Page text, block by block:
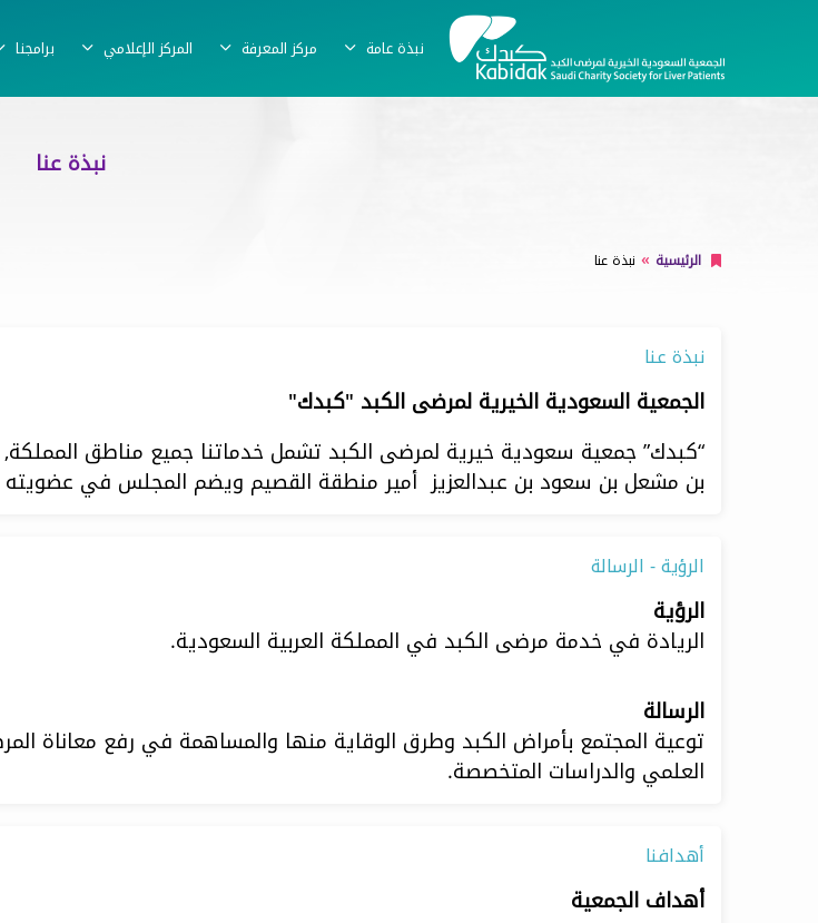
نبذة عامة مركز المعرفة المركز الإعلامي برامجنا
نبذة عنا
الرئيسية نبذة عنا
نبذة عنا
الجمعية السعودية الخيرية لمرضى الكبد "كبدك"
“كبدك” جمعية سعودية خيرية لمرضى الكبد تشمل خدماتنا جميع مناطق
بن مشعل بن سعود بن عبدالعزيز أمير منطقة القصيم ويضم المجلس في عضويته 11 عضواً من رجال الأعمال والأطباء والباحثين.
الرؤية - الرسالة
الرؤية
الريادة في خدمة مرضى الكبد في المملكة العربية السعودية.
الرسالة
توعية المجتمع بأمراض الكبد وطرق الوقاية منها والمساهمة في رفع معاناة
العلمي والدراسات المتخصصة.
أهدافنا
أهداف الجمعية